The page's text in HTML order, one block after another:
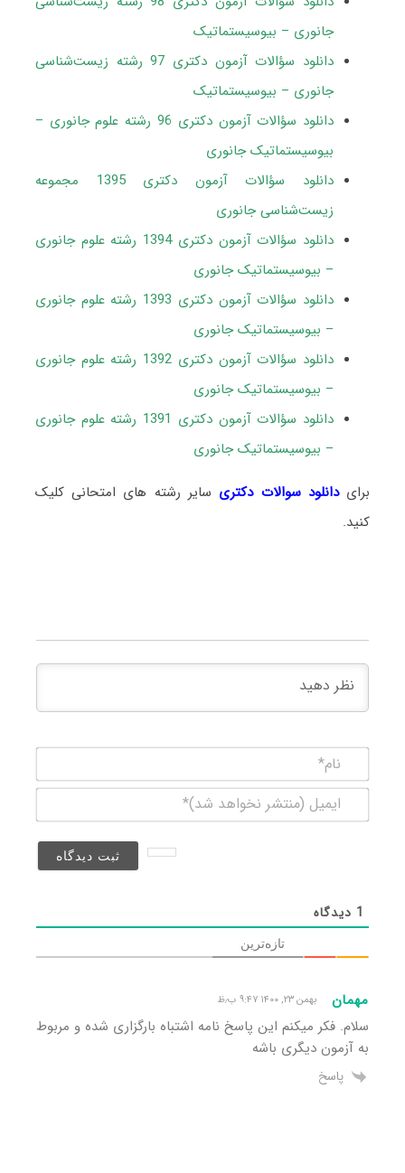
جانوری – بیوسیستماتیک
دانلود سؤالات آزمون دکتری 97 رشته زیست‌شناسی
جانوری – بیوسیستماتیک
دانلود سؤالات آزمون دکتری 96 رشته علوم جانوری –
بیوسیستماتیک جانوری
دانلود سؤالات آزمون دکتری 1395 مجموعه
زیست‌شناسی جانوری
دانلود سؤالات آزمون دکتری 1394 رشته علوم جانوری
– بیوسیستماتیک جانوری
دانلود سؤالات آزمون دکتری 1393 رشته علوم جانوری
– بیوسیستماتیک جانوری
دانلود سؤالات آزمون دکتری 1392 رشته علوم جانوری
– بیوسیستماتیک جانوری
دانلود سؤالات آزمون دکتری 1391 رشته علوم جانوری
– بیوسیستماتیک جانوری
برایدانلود سوالات دکتری سایر رشته های امتحانی کلیک
کنید.
(منتشر
1 دیدگاه
تازه‌ترین
مهمان بهمن ۲۳, ۱۴۰۰ ۹:۴۷ ب٫ظ
سلام. فکر میکنم این پاسخ نامه اشتباه بارگزاری شده و مربوط
به آزمون دیگری باشه
پاسخ